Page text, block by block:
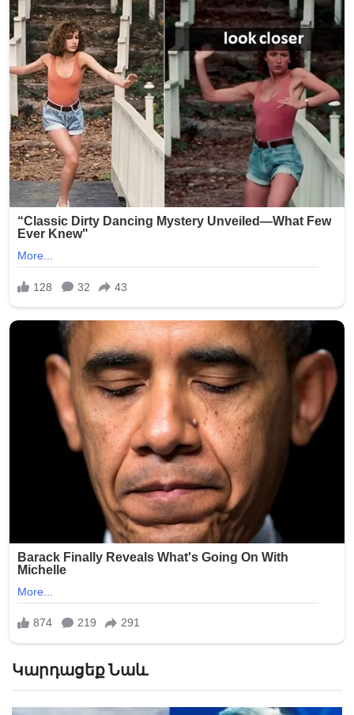
Կարդացեք Նաև